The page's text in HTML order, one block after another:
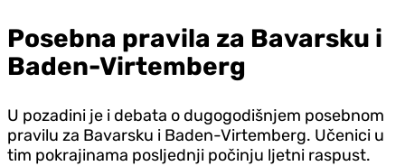
Posebna pravila za Bavarsku i
Baden-Virtemberg
U pozadini je i debata o dugogodišnjem posebnom
pravilu za Bavarsku i Baden-Virtemberg. Učenici u
tim pokrajinama posljednji počinju ljetni raspust.